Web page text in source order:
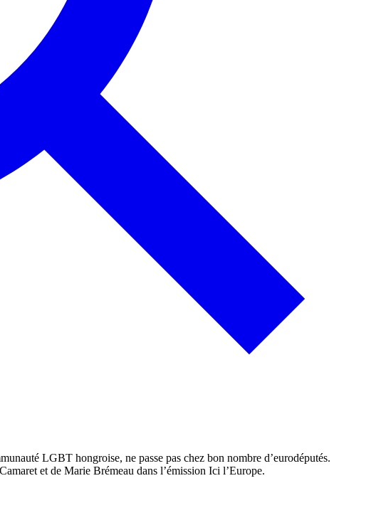
LGBT hongroise, ne passe pas chez bon nombre d’eurodéputés.
et de Marie Brémeau dans l’émission Ici l’Europe.